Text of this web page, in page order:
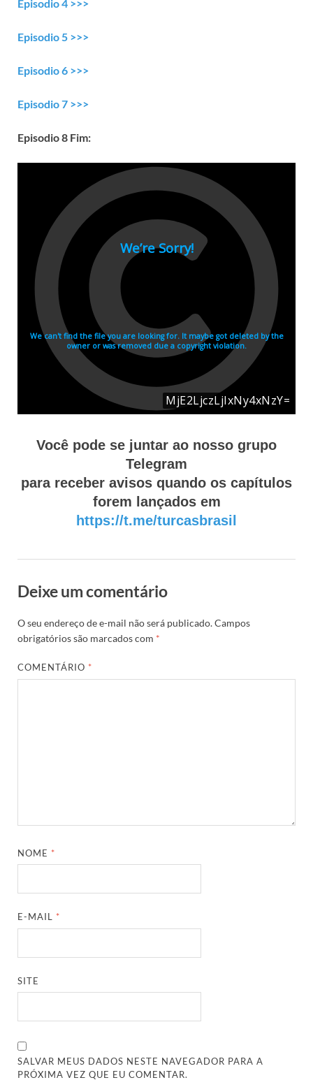
Episodio 4 >>>
Episodio 5 >>>
Episodio 6 >>>
Episodio 7 >>>
Episodio 8 Fim:
Você pode se juntar ao nosso grupo
Telegram
para receber avisos quando os capítulos
forem lançados em
https://t.me/turcasbrasil
Deixe um comentário
O seu endereço de e-mail não será publicado.Campos
obrigatórios são marcados com *
COMENTÁRIO *
NOME *
E-MAIL *
SITE
SALVAR MEUS DADOS NESTE NAVEGADOR PARA A
PRÓXIMA VEZ QUE EU COMENTAR.